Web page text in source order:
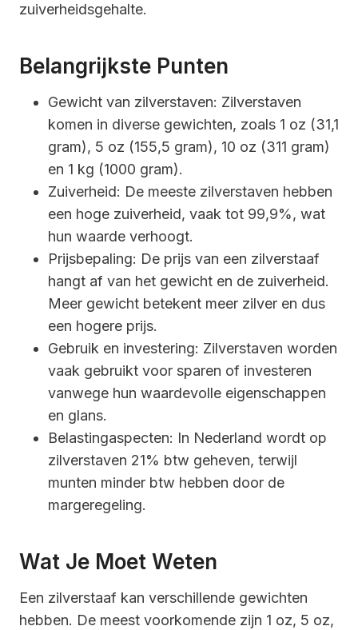
zuiverheidsgehalte.
Belangrijkste Punten
Gewicht van zilverstaven: Zilverstaven
komen in diverse gewichten, zoals 1 oz (31,1
gram), 5 oz (155,5 gram), 10 oz (311 gram)
en 1 kg (1000 gram).
Zuiverheid: De meeste zilverstaven hebben
een hoge zuiverheid, vaak tot 99,9%, wat
hun waarde verhoogt.
Prijsbepaling: De prijs van een zilverstaaf
hangt af van het gewicht en de zuiverheid.
Meer gewicht betekent meer zilver en dus
een hogere prijs.
Gebruik en investering: Zilverstaven worden
vaak gebruikt voor sparen of investeren
vanwege hun waardevolle eigenschappen
en glans.
Belastingaspecten: In Nederland wordt op
zilverstaven 21% btw geheven, terwijl
munten minder btw hebben door de
margeregeling.
Wat Je Moet Weten
Een zilverstaaf kan verschillende gewichten
hebben. De meest voorkomende zijn 1 oz, 5 oz,